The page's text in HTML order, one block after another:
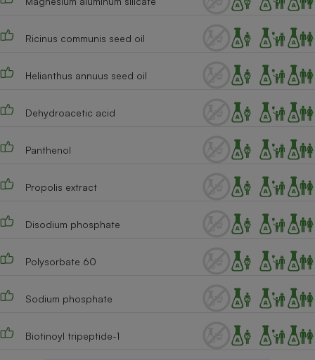
Ricinus communis seed oil
Helianthus annuus seed oil
Dehydroacetic acid
Panthenol
Propolis extract
Disodium phosphate
Polysorbate 60
Sodium phosphate
Biotinoyl tripeptide-1